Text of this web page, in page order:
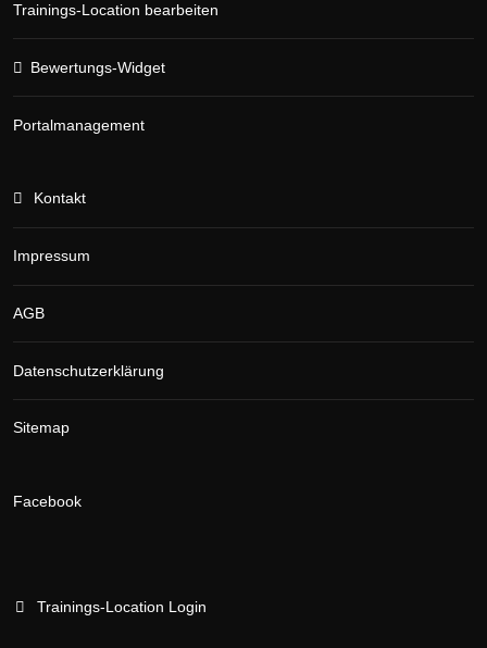
Trainings-Location bearbeiten
Bewertungs-Widget
Portalmanagement
Kontakt
Impressum
AGB
Datenschutzerklärung
Sitemap
Facebook
Trainings-Location Login